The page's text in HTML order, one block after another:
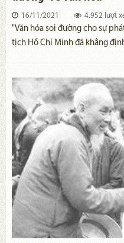
16/11/2021 4.952 lượt
"Văn hóa soi đường cho sự
tịch Hồ Chí Minh đã khẳng
thể hiện tầm nhìn vượt thời
văn hóa trong sự phát triển